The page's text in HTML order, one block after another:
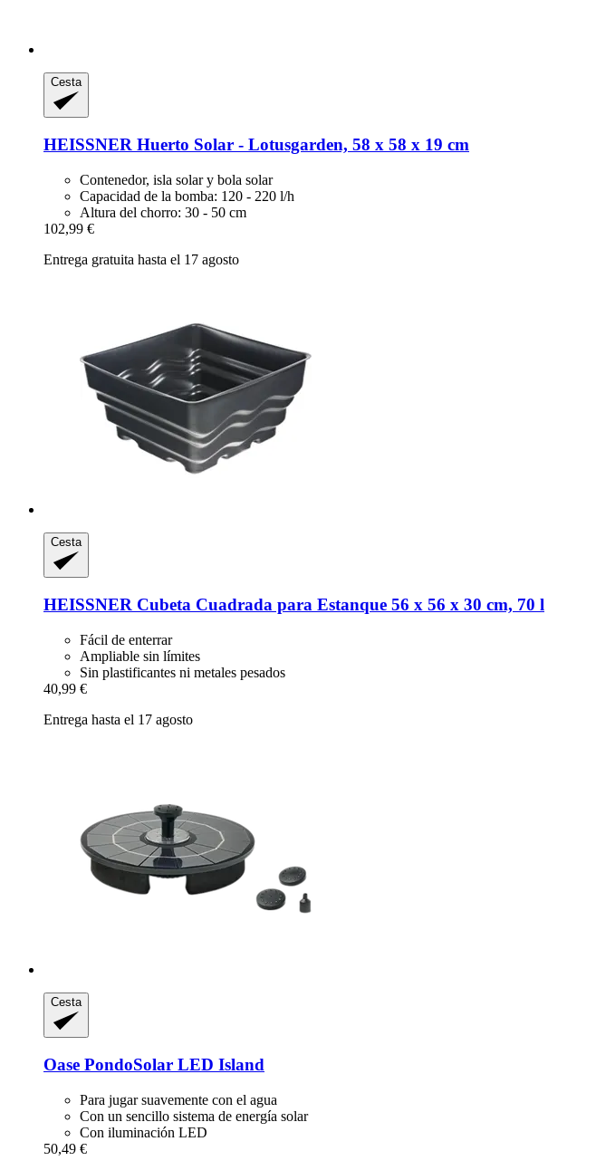
Cesta
HEISSNER Huerto Solar -​ Lotusgarden, 58 x 58 x 19 cm
Contenedor, isla solar y bola solar
Capacidad de la bomba: 120 - 220 l/h
Altura del chorro: 30 - 50 cm
102,99 €
Entrega gratuita hasta el 17 agosto
Cesta
HEISSNER Cubeta Cuadrada para Estanque 56 x 56 x 30 cm, 70 l
Fácil de enterrar
Ampliable sin límites
Sin plastificantes ni metales pesados
40,99 €
Entrega hasta el 17 agosto
Cesta
Oase PondoSolar LED Island
Para jugar suavemente con el agua
Con un sencillo sistema de energía solar
Con iluminación LED
50,49 €